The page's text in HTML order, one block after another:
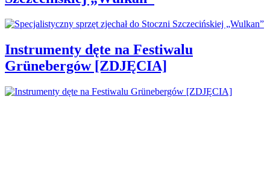
Instrumenty dęte na Festiwalu
Grünebergów [ZDJĘCIA]